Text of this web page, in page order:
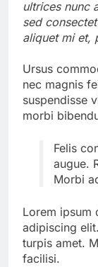
ultrices nunc
sed
aliquet mi et,
Ursus
nec magnis
suspendisse
morbi
Felis
augue.
Morbi
Lorem ipsum
adipiscing
turpis amet.
facilisi.